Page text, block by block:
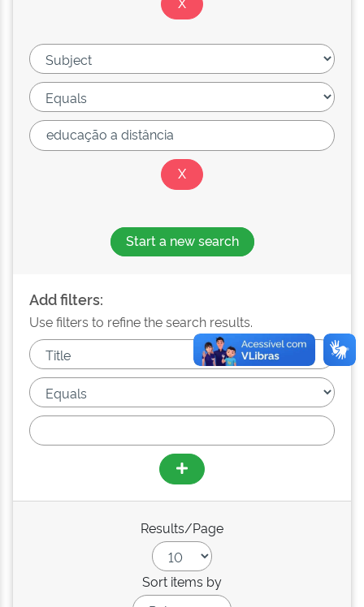
Start a new search
Add filters:
Use filters to refine the search results.
Results/Page
Sort items by